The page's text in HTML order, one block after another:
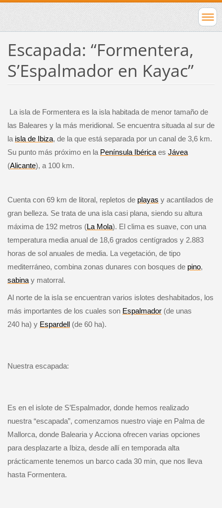
Escapada: “Formentera,
S’Espalmador en Kayac”
La isla de Formentera es la isla habitada de menor tamaño de
las Baleares y la más meridional. Se encuentra situada al sur de
la isla de Ibiza, de laque está separada por un canal de 3,6 km.
Su punto más próximo en la Península Ibéricaes Jávea
(Alicante), a 100 km.
Cuenta con 69 km de litoral, repletos de playas y acantilados de
gran belleza. Se trata de una isla casi plana, siendo su altura
máxima de 192 metros (La Mola). El clima es suave, con una
temperatura media anual de 18,6 grados centígrados y 2.883
horas de sol anuales de media. La vegetación, de tipo
mediterráneo, combina zonas dunares con bosques de pino,
sabinay matorral.
Al norte de la isla se encuentran varios islotes deshabitados, los
más importantes de los cuales son Espalmador(de unas
240 ha) y Espardell(de 60 ha).
Nuestra escapada:
Es en el islote de S’Espalmador, donde hemos realizado
nuestra “escapada”, comenzamos nuestro viaje en Palma de
Mallorca, donde Balearia y Acciona ofrecen varias opciones
para desplazarte a Ibiza, desde allí en temporada alta
prácticamente tenemos un barco cada 30 min, que nos lleva
hasta Formentera.